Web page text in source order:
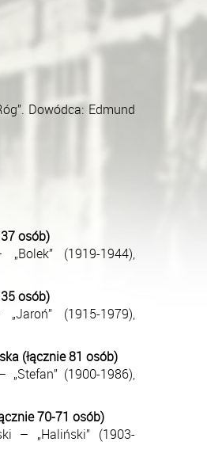
Dowódca: Edmund
osób)
(1919-1944),
osób)
(1915-1979),
(łącznie 81 osób)
„Stefan” (1900-1986),
70-71 osób)
– „Haliński” (1903-